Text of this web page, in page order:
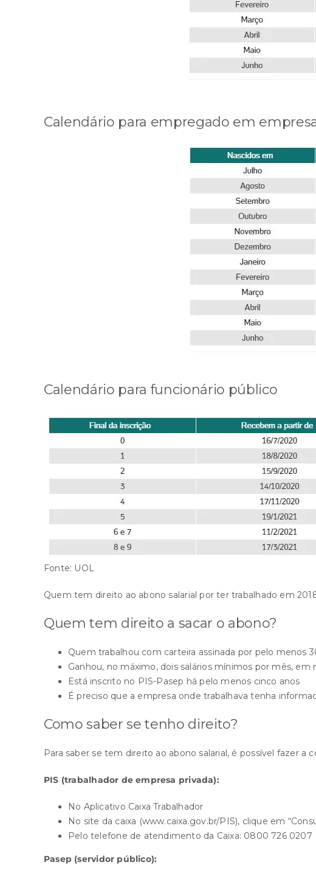
Calendário para empregado em
Calendário para funcionário público
Fonte: UOL
Quem tem direito ao abono salarial por ter trabalhado em
Quem tem direito a sacar o abono?
Quem trabalhou com carteira assinada por pelo menos
Ganhou, no máximo, dois salários mínimos por mês, em
Está inscrito no PIS-Pasep há pelo menos cinco anos
É preciso que a empresa onde trabalhava tenha
Como saber se tenho direito?
Para saber se tem direito ao abono salarial, é possível fazer a
PIS (trabalhador de empresa privada):
No Aplicativo Caixa Trabalhador
No site da caixa (www.caixa.gov.br/PIS), clique em
Pelo telefone de atendimento da Caixa: 0800 726 0207
Pasep (servidor público):